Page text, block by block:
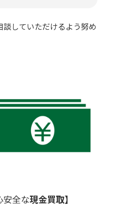
していただけるよう努め
安全な現金買取】